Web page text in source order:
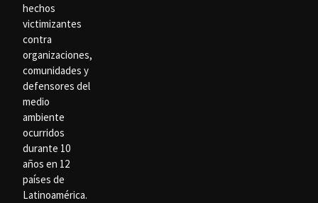
hechos
victimizantes
contra
organizaciones,
comunidades y
defensores del
medio
ambiente
ocurridos
durante 10
años en 12
países de
Latinoamérica.